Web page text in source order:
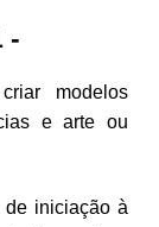
-
modelos
e arte ou
iniciação à